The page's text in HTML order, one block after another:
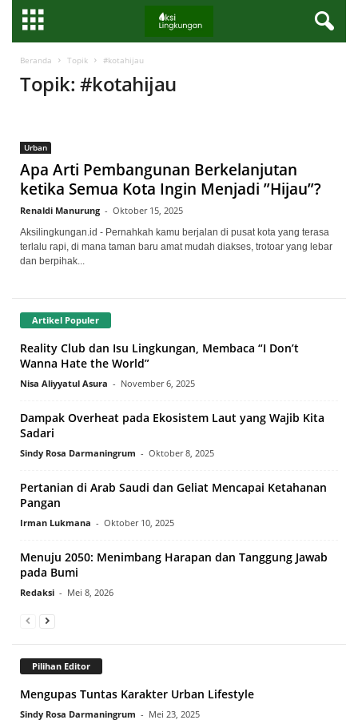
Beranda Topik #kotahijau
Topik: #kotahijau
Urban
Apa Arti Pembangunan Berkelanjutan
ketika Semua Kota Ingin Menjadi ”Hijau”?
Renaldi Manurung - Oktober 15, 2025
Aksilingkungan.id - Pernahkah kamu berjalan di pusat kota yang terasa
terlalu rapi, di mana taman baru amat mudah diakses, trotoar yang lebar
dan berpihak...
Artikel Populer
Reality Club dan Isu Lingkungan, Membaca “I Don’t
Wanna Hate the World”
Nisa Aliyyatul Asura - November 6, 2025
Dampak Overheat pada Ekosistem Laut yang Wajib Kita
Sadari
Sindy Rosa Darmaningrum - Oktober 8, 2025
Pertanian di Arab Saudi dan Geliat Mencapai Ketahanan
Pangan
Irman Lukmana - Oktober 10, 2025
Menuju 2050: Menimbang Harapan dan Tanggung Jawab
pada Bumi
Redaksi - Mei 8, 2026
Pilihan Editor
Mengupas Tuntas Karakter Urban Lifestyle
Sindy Rosa Darmaningrum - Mei 23, 2025